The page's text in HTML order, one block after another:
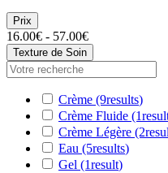
Prix
16.00€ - 57.00€
Texture de Soin
Crème (9results)
Crème Fluide (1
Crème Légère (2
Eau (5results)
Gel (1result)